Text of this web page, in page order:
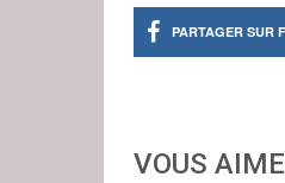
PARTAGER SUR
VOUS